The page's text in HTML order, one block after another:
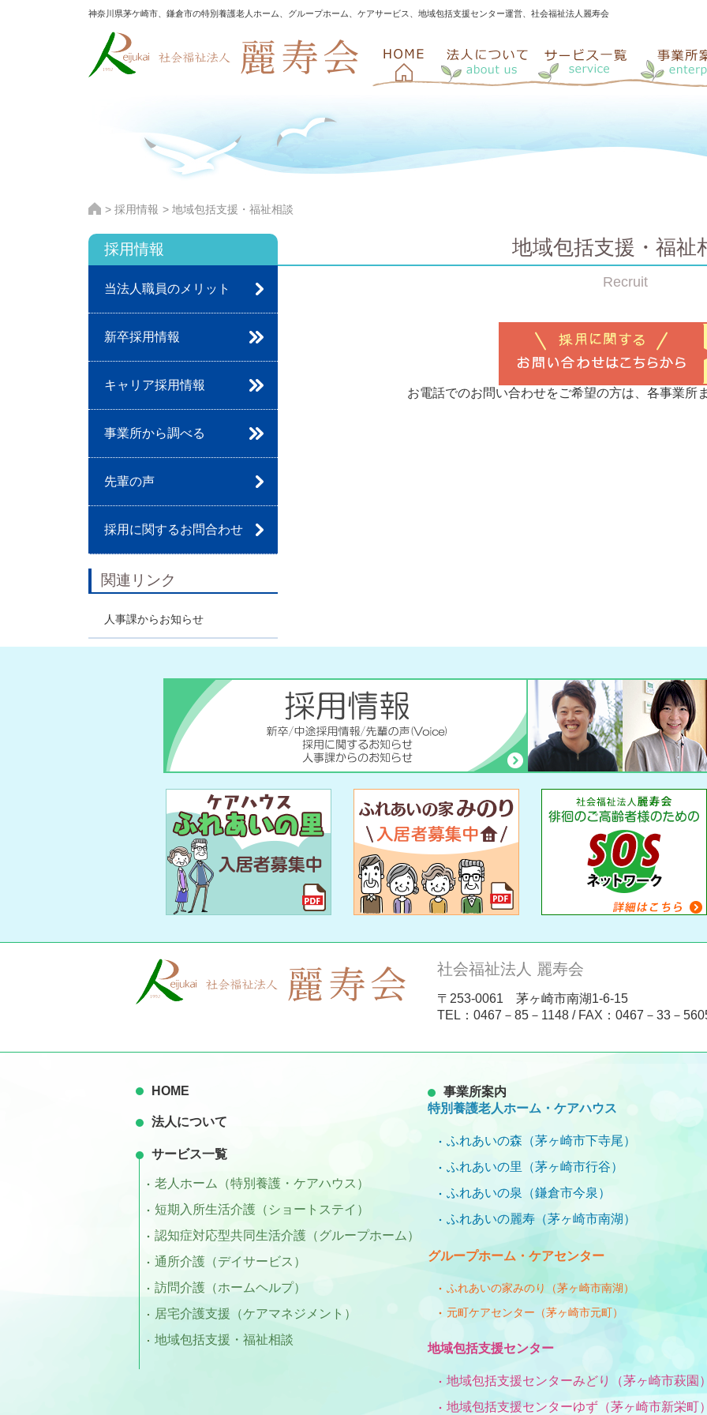
神奈川県茅ケ崎市、鎌倉市の特別養護老人ホーム、グループホーム、ケアサービス、地域包括支援センター運営、社会福祉法人麗寿会
> 採用情報 > 地域包括支援・福祉相談
採用情報
当法人職員のメリット
新卒採用情報
新卒の皆様へ
四大卒
短大・専門卒
高卒
キャリア採用情報
介護職
生活相談員・社会福祉士
ケアマネジャー
看護師・保健師
訪問介護員・登録ヘルパー
その他(事務/運転手/調理)
事業所から調べる
高齢者福祉サービス
ふれあいの森
ふれあいの里
ふれあいの泉
ふれあいの麗寿
GHケアセンター
ふれあいの家みのり
元町ケアセンター
地域包括支援センター
支援センターみどり
支援センターゆず
支援センターわかば
鎌倉市地域包括支援センター
先輩の声
採用に関するお問合わせ
関連リンク
人事課からお知らせ
地域包括支援・福祉
Recruit
お電話でのお問い合わせをご希望の方は、各事業所
社会福祉法人 麗寿会
〒253-0061 茅ヶ崎市南湖1-6-15
TEL： 0467－85－1148 / FAX：0467－33－
HOME
法人について
サービス一覧
老人ホーム（特別養護・ケアハウス）
短期入所生活介護（ショートステイ）
認知症対応型共同生活介護（グループホーム）
通所介護（デイサービス）
訪問介護（ホームヘルプ）
居宅介護支援（ケアマネジメント）
地域包括支援・福祉相談
事業所案内
特別養護老人ホーム・ケアハウス
ふれあいの森（茅ヶ崎市下寺尾）
ふれあいの里（茅ヶ崎市行谷）
ふれあいの泉（鎌倉市今泉）
ふれあいの麗寿（茅ヶ崎市南湖）
グループホーム・ケアセンター
ふれあいの家みのり（茅ヶ崎市南湖）
元町ケアセンター（茅ヶ崎市元町）
地域包括支援センター
地域包括支援センターみどり（茅ヶ崎市萩園
地域包括支援センターゆず（茅ヶ崎市新栄町